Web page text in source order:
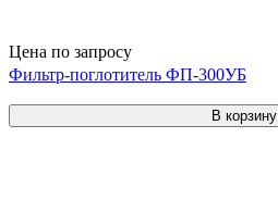
Цена по запросу
Фильтр-поглотитель ФП-300УБ
В корзину